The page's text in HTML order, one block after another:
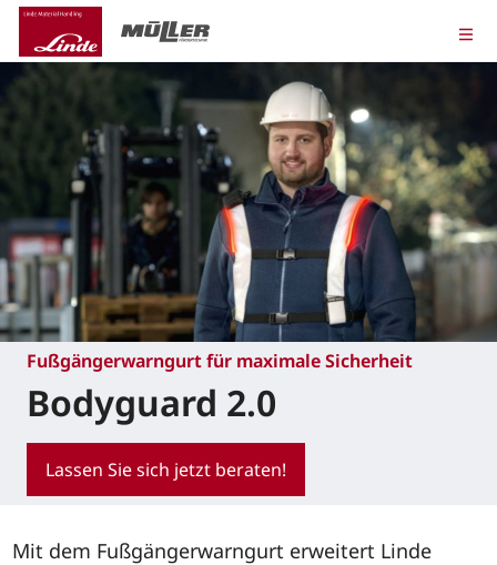
Fußgängerwarngurt für maximale Sicherheit
Bodyguard 2.0
Lassen Sie sich jetzt beraten!
Mit dem Fußgängerwarngurt erweitert Linde